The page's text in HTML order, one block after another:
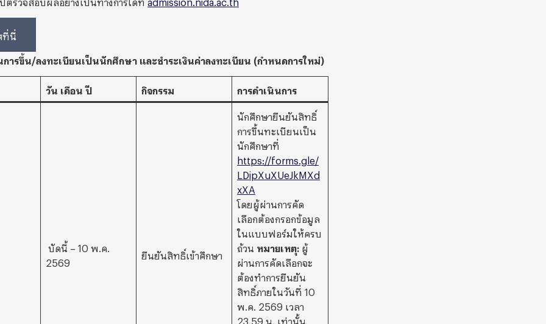
ที่นี่
ารขึ้น/ลงทะเบียนเป็นนักศึกษา และชำระเงินค่าลงทะเบียน (กำหนดการใหม่)
วัน เดือน ปี กิจกรรม การดำเนินการ
บัดนี้ – 10 พ.ค.
2569
ยืนยันสิทธิ์เข้าศึกษา
นักศึกษายืนยันสิทธิ์
การขึ้นทะเบียนเป็น
นักศึกษาที่
https://forms.gle/
LDipXuXUeJkMXd
xXA
โดยผู้ผ่านการคัด
เลือกต้องกรอกข้อมูล
ในแบบฟอร์มให้ครบ
ถ้วน หมายเหตุ: ผู้
ผ่านการคัดเลือกจะ
ต้องทำการยืนยัน
สิทธิ์ภายในวันที่ 10
พ.ค. 2569 เวลา
23.59 น. เท่านั้น